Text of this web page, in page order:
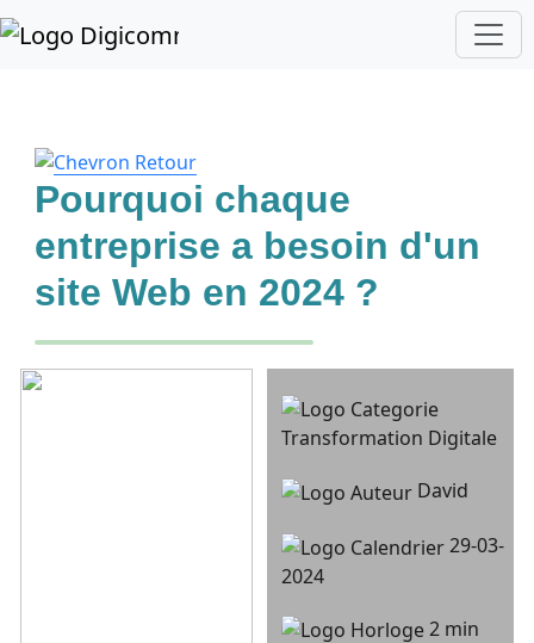
Pourquoi chaque
entreprise a besoin d'un
site Web en 2024 ?
Transformation Digitale
David
29-03-
2024
2 min